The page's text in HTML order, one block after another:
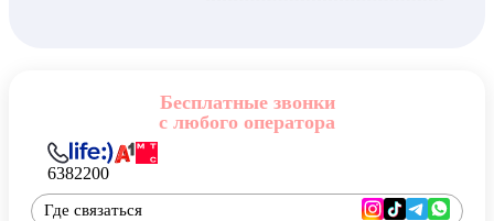
Бесплатные звонки
с любого оператора
6382200
Где связаться